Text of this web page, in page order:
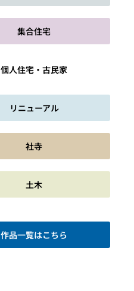
集合住宅
個人住宅・古民家
リニューアル
社寺
土木
作品一覧はこちら